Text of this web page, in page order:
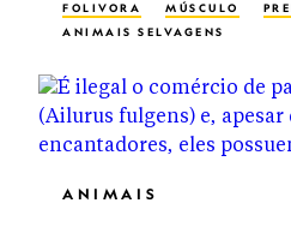
FOLIVORA
MÚSCULO
ANIMAIS SELVAGENS
ANIMAIS